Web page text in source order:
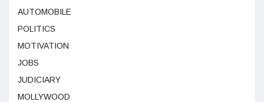
AUTOMOBILE
POLITICS
MOTIVATION
JOBS
JUDICIARY
MOLLYWOOD